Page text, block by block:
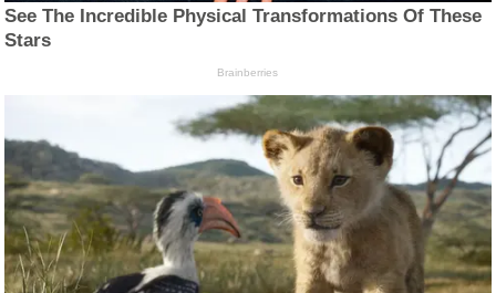
See The Incredible Physical Transformations Of These
Stars
Brainberries